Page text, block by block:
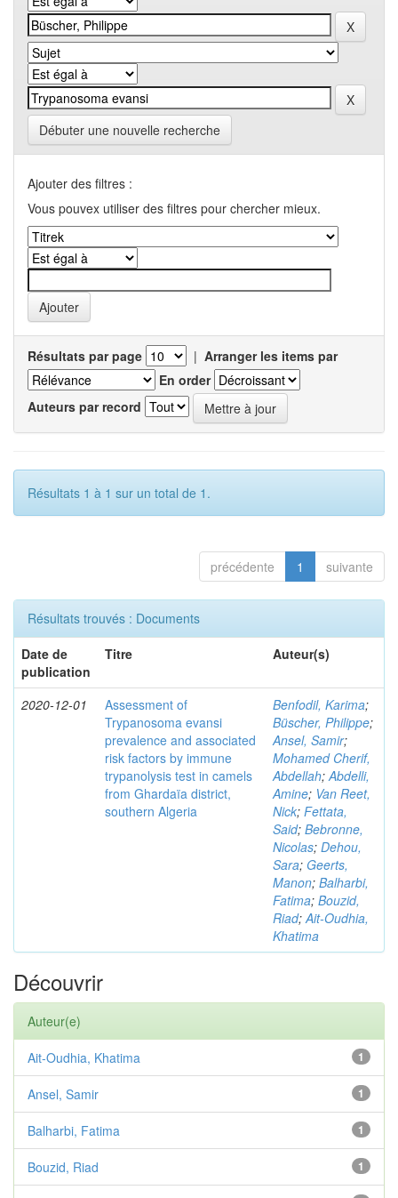
Débuter une nouvelle recherche
Ajouter des filtres :
Vous pouvex utiliser des filtres pour chercher mieux.
Résultats par page | Arranger les items par
En order
Auteurs par record
Résultats 1 à 1 sur un total de 1.
précédente 1 suivante
Résultats trouvés : Documents
Date de
publication
Titre Auteur(s)
2020-12-01
Assessment of
Trypanosoma evansi
prevalence and associated
risk factors by immune
trypanolysis test in camels
from Ghardaïa district,
southern Algeria
Benfodil, Karima;
Büscher, Philippe;
Ansel, Samir;
Mohamed Cherif,
Abdellah;Abdelli,
Amine; Van Reet,
Nick; Fettata,
Said; Bebronne,
Nicolas; Dehou,
Sara; Geerts,
Manon; Balharbi,
Fatima; Bouzid,
Riad;Ait-Oudhia,
Khatima
Découvrir
Auteur(e)
1
Ait-Oudhia, Khatima
1
Ansel, Samir
1
Balharbi, Fatima
1
Bouzid, Riad